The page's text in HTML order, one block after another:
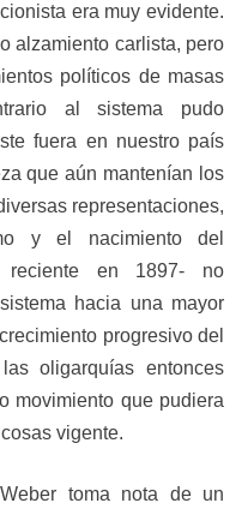
era muy evidente.
alzamiento carlista, pero
políticos de masas
al sistema pudo
fuera en nuestro país
que aún mantenían los
representaciones,
y el nacimiento del
reciente en 1897- no
hacia una mayor
progresivo del
oligarquías entonces
movimiento que pudiera
vigente.
toma nota de un